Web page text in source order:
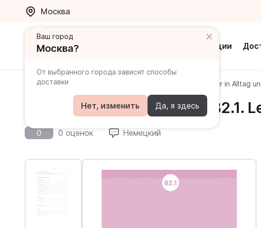
Москва
Акции
Ваш город
Москва?
От выбранного города зависят способы
доставки
Нет, изменить Да, я здесь
Главная Каталог Sicher in Alltag
Sicher in Alltag und Beruf! B2.1.
0 0 оценок Немецкий